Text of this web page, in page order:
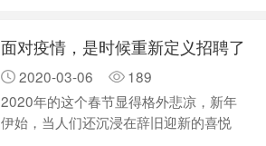
面对疫情，是时候重新定义招聘了
2020-03-06
189
2020年的这个春节显得格外悲凉，新年
伊始，当人们还沉浸在辞旧迎新的喜悦